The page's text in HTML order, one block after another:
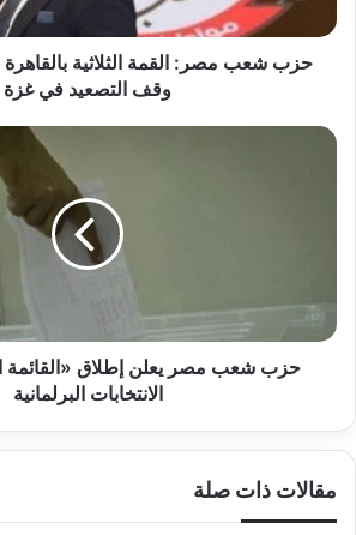
لبحث
وقف
غزة
حزب شعب مصر: القمة الثلاثية
وقف التصعيد في غزة
حزب
الانتخابات
البرلمانيةحزب شعب مصر يعلن إطلاق «القائمة
الانتخابات البرلمانية
مقالات ذات صلة